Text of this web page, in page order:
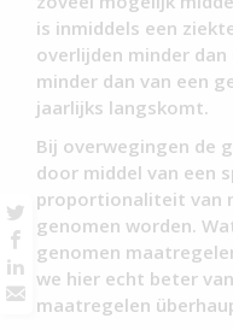
is inmiddels een
overlijden minder
minder dan van een
jaarlijks langskomt.
Bij overwegingen de
door middel van een
proportionaliteit van
genomen worden.
genomen
we hier echt beter
maatregelen